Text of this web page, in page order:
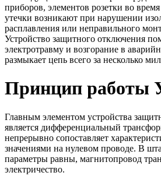
приборов, элементов розетки во
утечки возникают при нарушении
расплавления или неправильного
Устройство защитного отключения
электротравму и возгорание в
размыкает цепь всего за несколько
Принцип работы
Главным элементом устройства
является дифференциальный
непрерывно сопоставляет
значениями на нулевом проводе. В
параметры равны, магнитопровод
электричество.